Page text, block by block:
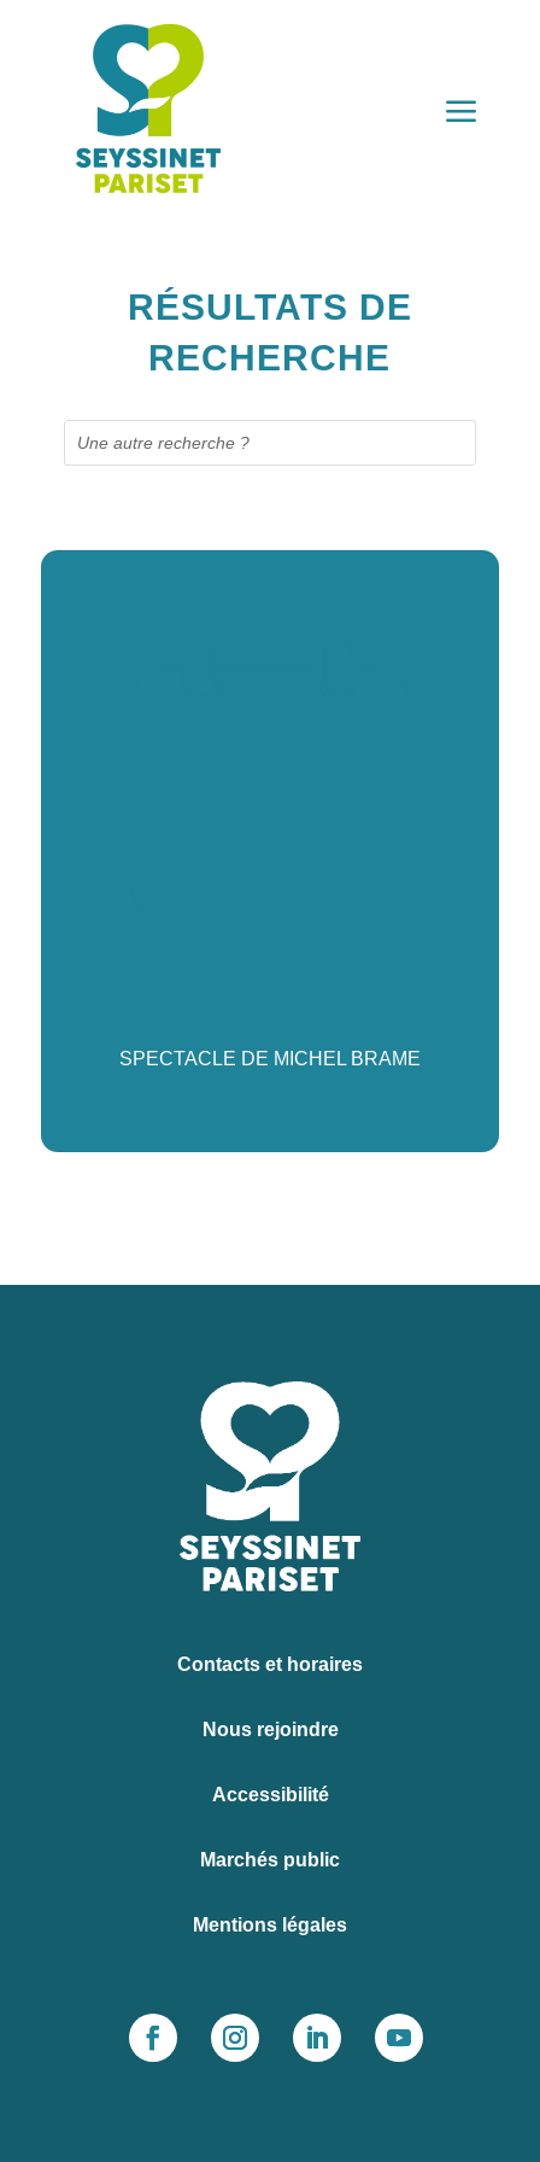
a
RÉSULTATS DE
RECHERCHE
SPECTACLE DE MICHEL BRAME
Contacts et horaires
Nous rejoindre
Accessibilité
Marchés public
Mentions légales